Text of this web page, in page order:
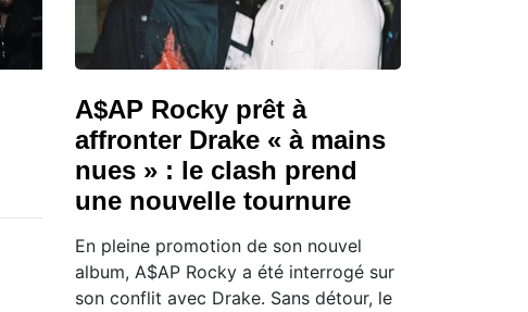
A$AP Rocky prêt à
affronter Drake « à mains
nues » : le clash prend
une nouvelle tournure
En pleine promotion de son nouvel
album, A$AP Rocky a été interrogé sur
son conflit avec Drake. Sans détour, le